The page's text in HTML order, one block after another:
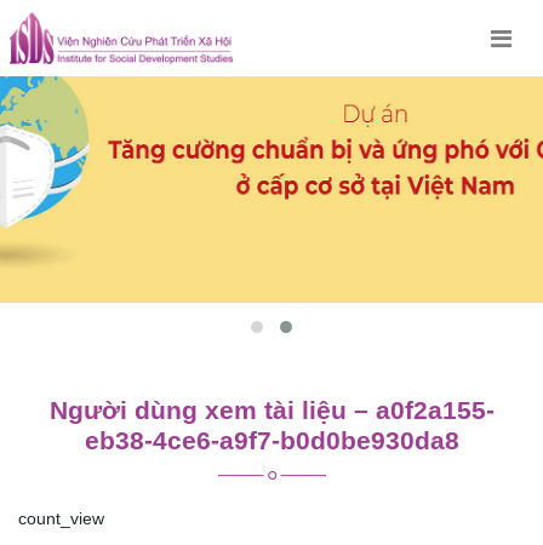
Skip
to
content
Người dùng xem tài liệu – a0f2a155-
eb38-4ce6-a9f7-b0d0be930da8
count_view